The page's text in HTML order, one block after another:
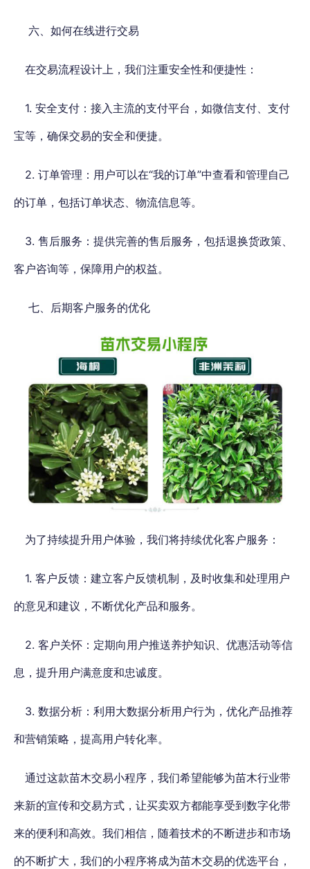
六、如何在线进行交易
在交易流程设计上，我们注重安全性和便捷性：
1. 安全支付：接入主流的支付平台，如微信支付、支付
宝等，确保交易的安全和便捷。
2. 订单管理：用户可以在“我的订单”中查看和管理自己
的订单，包括订单状态、物流信息等。
3. 售后服务：提供完善的售后服务，包括退换货政策、
客户咨询等，保障用户的权益。
七、后期客户服务的优化
为了持续提升用户体验，我们将持续优化客户服务：
1. 客户反馈：建立客户反馈机制，及时收集和处理用户
的意见和建议，不断优化产品和服务。
2. 客户关怀：定期向用户推送养护知识、优惠活动等信
息，提升用户满意度和忠诚度。
3. 数据分析：利用大数据分析用户行为，优化产品推荐
和营销策略，提高用户转化率。
通过这款苗木交易小程序，我们希望能够为苗木行业带
来新的宣传和交易方式，让买卖双方都能享受到数字化带
来的便利和高效。我们相信，随着技术的不断进步和市场
的不断扩大， 我们的小程序将成为苗木交易的优选平台，